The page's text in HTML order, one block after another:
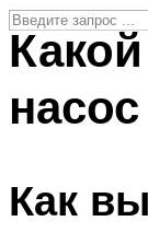
ПЛАВАНЬЕ
ОЧИСТКА
Как